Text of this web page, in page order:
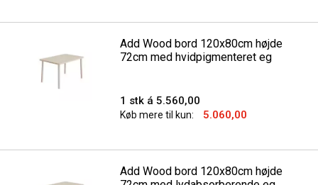
Add Wood bord 120x80cm højde
72cm med hvidpigmenteret eg
1 stk á 5.560,00
Køb mere til kun: 5.060,00
Add Wood bord 120x80cm højde